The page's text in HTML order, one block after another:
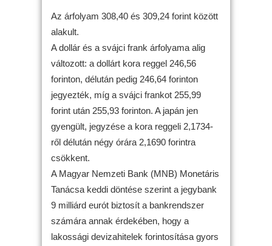
Az árfolyam 308,40 és 309,24 forint között
alakult.
A dollár és a svájci frank árfolyama alig
változott: a dollárt kora reggel 246,56
forinton, délután pedig 246,64 forinton
jegyezték, míg a svájci frankot 255,99
forint után 255,93 forinton. A japán jen
gyengült, jegyzése a kora reggeli 2,1734-
ről délután négy órára 2,1690 forintra
csökkent.
A Magyar Nemzeti Bank (MNB) Monetáris
Tanácsa keddi döntése szerint a jegybank
9 milliárd eurót biztosít a bankrendszer
számára annak érdekében, hogy a
lakossági devizahitelek forintosítása gyors